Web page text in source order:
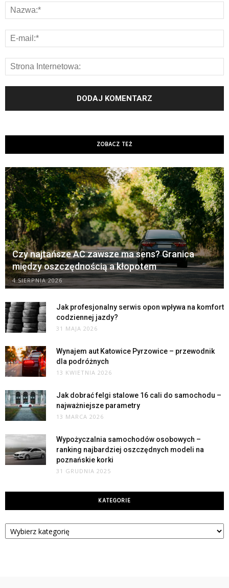
ZOBACZ TEŻ
Czy najtańsze AC zawsze ma sens? Granica
między oszczędnością a kłopotem
4 SIERPNIA 2026
Jak profesjonalny serwis opon wpływa na komfort
codziennej jazdy?
31 MAJA 2026
Wynajem aut Katowice Pyrzowice – przewodnik
dla podróżnych
13 KWIETNIA 2026
Jak dobrać felgi stalowe 16 cali do samochodu –
najważniejsze parametry
13 MARCA 2026
Wypożyczalnia samochodów osobowych –
ranking najbardziej oszczędnych modeli na
poznańskie korki
31 GRUDNIA 2025
KATEGORIE
Kategorie